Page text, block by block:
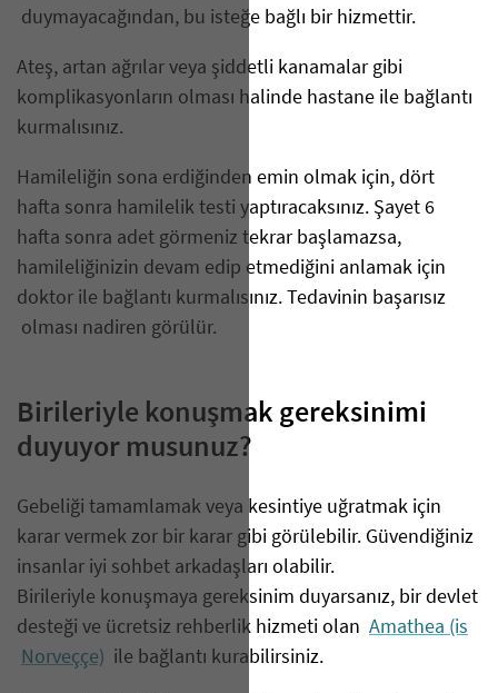
duymayacağından, bu isteğe bağlı bir hizmettir.
Ateş, artan ağrılar veya şiddetli kanamalar gibi
komplikasyonların olması halinde hastane ile bağlantı
kurmalısınız.
Hamileliğin sona erdiğinden emin olmak için, dört
hafta sonra hamilelik testi yaptıracaksınız. Şayet 6
hafta sonra adet görmeniz tekrar başlamazsa,
hamileliğinizin devam edip etmediğini anlamak için
doktor ile bağlantı kurmalısınız. Tedavinin başarısız
olması nadiren görülür.
Birileriyle konuşmak gereksinimi
duyuyor musunuz?
Gebeliği tamamlamak veya kesintiye uğratmak için
karar vermek zor bir karar gibi görülebilir. Güvendiğiniz
insanlar iyi sohbet arkadaşları olabilir.
Birileriyle konuşmaya gereksinim duyarsanız, bir devlet
desteği ve ücretsiz rehberlik hizmeti olan Amathea (is
Norveççe) ile bağlantı kurabilirsiniz.